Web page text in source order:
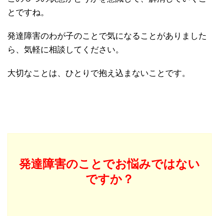
とですね。
発達障害のわが子のことで気になることがありました
ら、気軽に相談してください。
大切なことは、ひとりで抱え込まないことです。
発達障害のことでお悩みではない
ですか？